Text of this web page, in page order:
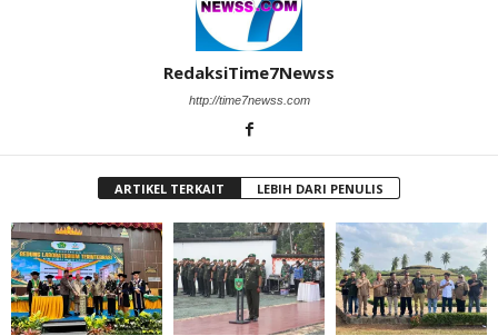
RedaksiTime7Newss
http://time7newss.com
ARTIKEL TERKAIT LEBIH DARI PENULIS